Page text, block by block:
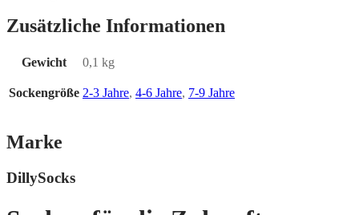
Zusätzliche Informationen
Gewicht 0,1 kg
Sockengröße 2-3 Jahre, 4-6 Jahre, 7-9 Jahre
Marke
DillySocks